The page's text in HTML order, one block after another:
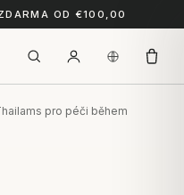
OD €100,00
pro péči během